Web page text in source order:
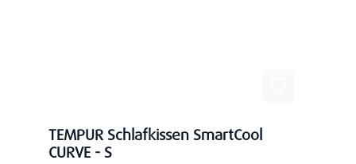
TEMPUR Schlafkissen SmartCool
CURVE - S